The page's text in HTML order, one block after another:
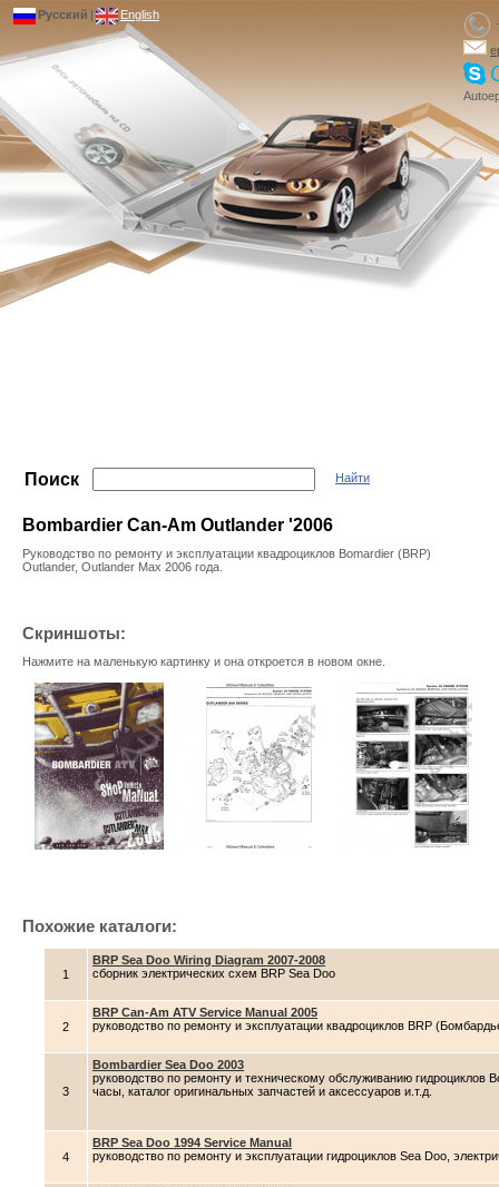
Русский | English
Поиск Найти
Bombardier Can-Am Outlander '2006
Руководство по ремонту и эксплуатации квадроциклов Bomardier (BRP)
Outlander, Outlander Max 2006 года.
Скриншоты:
Нажмите на маленькую картинку и она откроется в новом окне.
Похожие каталоги:
1
BRP Sea Doo Wiring Diagram 2007-2008
cборник электрических схем BRP Sea Doo
2
BRP Can-Am ATV Service Manual 2005
руководство по ремонту и эксплуатации квадроциклов BRP
3
Bombardier Sea Doo 2003
руководство по ремонту и техническому обслуживанию
часы, каталог оригинальных запчастей и аксессуаров и.т.д.
4
BRP Sea Doo 1994 Service Manual
руководство по ремонту и эксплуатации гидроциклов Sea Doo,